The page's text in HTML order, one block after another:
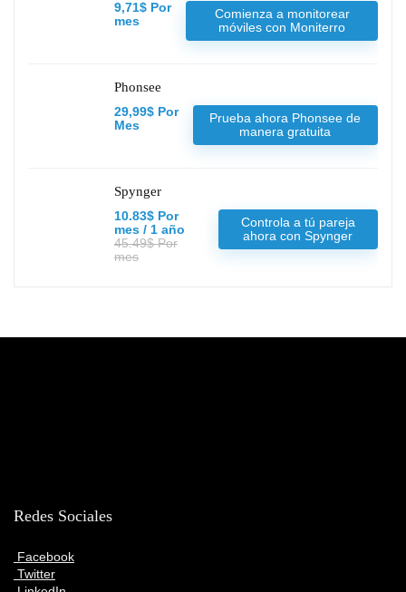
9,71$ Por
mes
Comienza a monitorear
móviles con Moniterro
Phonsee
29,99$ Por
Mes
Prueba ahora Phonsee de
manera gratuita
Spynger
10.83$ Por
mes / 1 año
45.49$ Por
mes
Controla a tú pareja
ahora con Spynger
Redes Sociales
Facebook
Twitter